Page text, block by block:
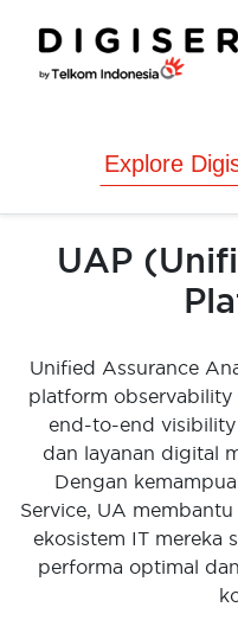
content
UAP
Unified Assurance
platform observability
end-to-end visibility
dan layanan digital
Dengan
Service, UA
ekosistem IT mereka
performa optimal